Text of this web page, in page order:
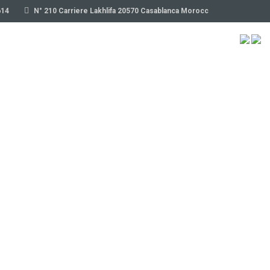
N° 210 Carriere Lakhlifa 20570 Casablanca Morocc